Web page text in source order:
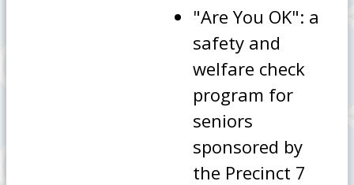
"Are You OK": a
safety and
welfare check
program for
seniors
sponsored by
the Precinct 7